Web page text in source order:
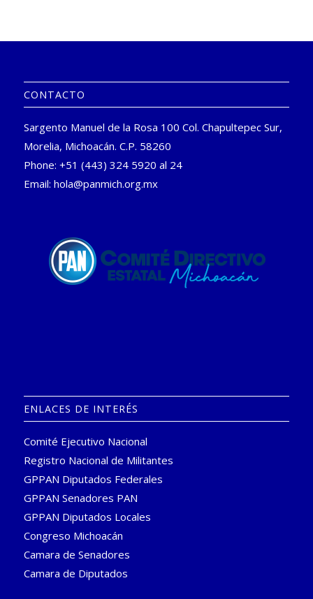
CONTACTO
Sargento Manuel de la Rosa 100 Col. Chapultepec Sur,
Morelia, Michoacán. C.P. 58260
Phone: +51 (443) 324 5920 al 24
Email: hola@panmich.org.mx
ENLACES DE INTERÉS
Comité Ejecutivo Nacional
Registro Nacional de Militantes
GPPAN Diputados Federales
GPPAN Senadores PAN
GPPAN Diputados Locales
Congreso Michoacán
Camara de Senadores
Camara de Diputados